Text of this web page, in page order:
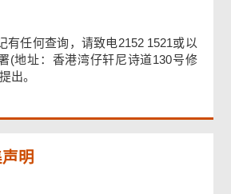
有任何查询，请致电2152 1521或以
(地址：香港湾仔轩尼诗道130号修
出。
明